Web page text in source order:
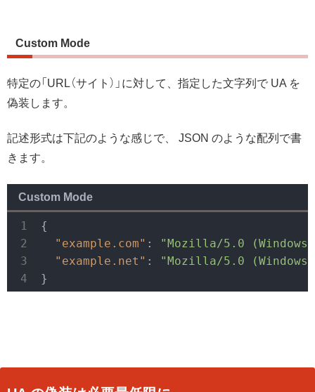
Custom Mode
特定の「URL（サイト）」に対して、指定した文字列で UA を
偽装します。
記述形式は下記のような感じで、 JSON のような配列で書
きます。
Custom Mode
{
"example.com" :
"Mozilla/5.0 (Windows
"example.net" :
"Mozilla/5.0 (Windows
}